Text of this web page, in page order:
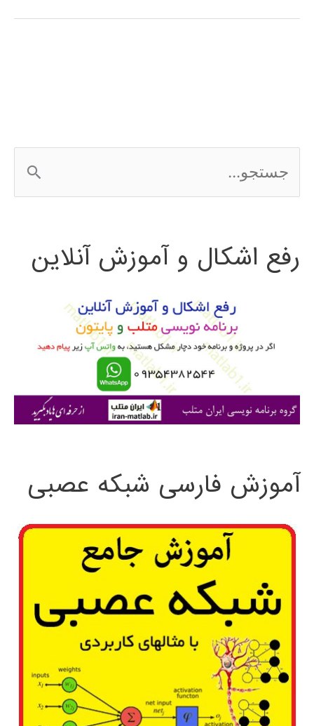
(clustering)
س
ج
ی
رفع اشکال و آموزش آنلاین
آموزش فارسی شبکه عصبی